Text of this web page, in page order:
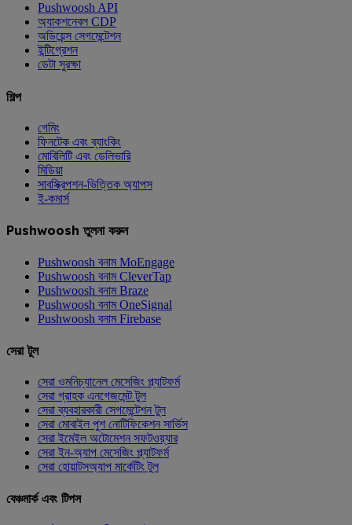
Pushwoosh API
অ্যাকশনেবল CDP
অডিয়েন্স সেগমেন্টেশন
ইন্টিগ্রেশন
ডেটা সুরক্ষা
শিল্প
গেমিং
ফিনটেক এবং ব্যাংকিং
মোবিলিটি এবং ডেলিভারি
মিডিয়া
সাবস্ক্রিপশন-ভিত্তিক অ্যাপস
ই-কমার্স
Pushwoosh তুলনা করুন
Pushwoosh বনাম MoEngage
Pushwoosh বনাম CleverTap
Pushwoosh বনাম Braze
Pushwoosh বনাম OneSignal
Pushwoosh বনাম Firebase
সেরা টুল
সেরা ওমনিচ্যানেল মেসেজিং প্ল্যাটফর্ম
সেরা গ্রাহক এনগেজমেন্ট টুল
সেরা ব্যবহারকারী সেগমেন্টেশন টুল
সেরা মোবাইল পুশ নোটিফিকেশন সার্ভিস
সেরা ইমেইল অটোমেশন সফটওয়্যার
সেরা ইন-অ্যাপ মেসেজিং প্ল্যাটফর্ম
সেরা হোয়াটসঅ্যাপ মার্কেটিং টুল
বেঞ্চমার্ক এবং টিপস